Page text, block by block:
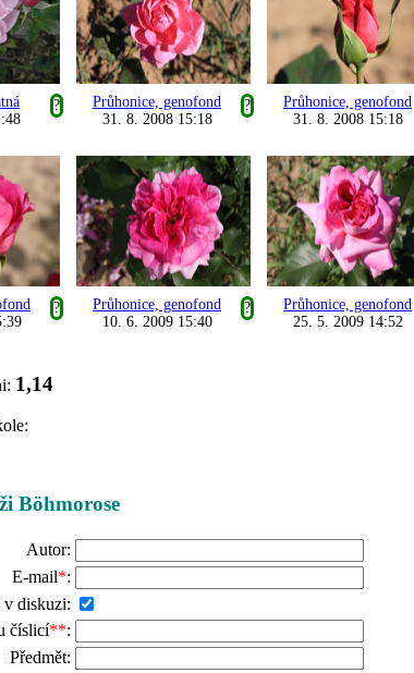
?
Průhonice, genofond
?
31. 8. 2008 15:18
Průhonice, genofond
31. 8. 2008 15:18
?
Průhonice, genofond
?
10. 6. 2009 15:40
Průhonice, genofond
25. 5. 2009 14:52
1,14
Böhmorose
Autor:
E-mail*:
v diskuzi:
číslicí**:
Předmět: